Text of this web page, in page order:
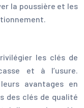
la poussière et les
les clés de
et à l’usure.
avantages en
des clés de qualité